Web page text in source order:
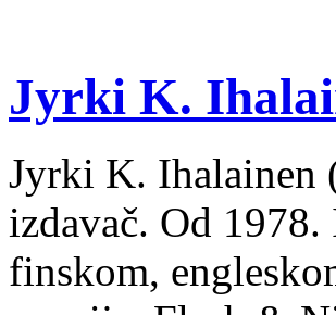
Jyrki K.
Jyrki K. Ihalainen
izdavač. Od
finskom,